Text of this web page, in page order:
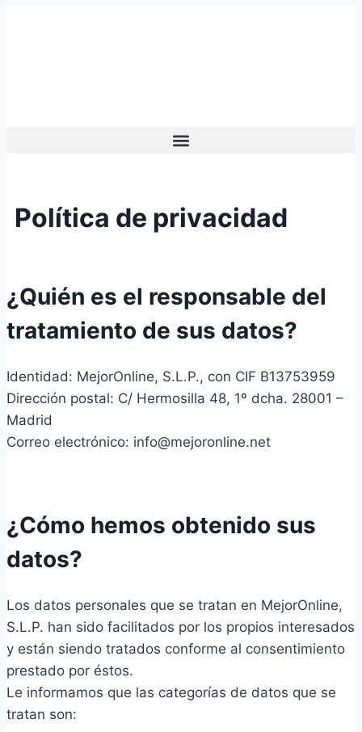
Política de privacidad
¿Quién es el responsable del
tratamiento de sus datos?
Identidad: MejorOnline, S.L.P., con CIF B13753959
Dirección postal: C/ Hermosilla 48, 1º dcha. 28001 –
Madrid
Correo electrónico: info@mejoronline.net
¿Cómo hemos obtenido sus
datos?
Los datos personales que se tratan en MejorOnline,
S.L.P. han sido facilitados por los propios interesados
y están siendo tratados conforme al consentimiento
prestado por éstos.
Le informamos que las categorías de datos que se
tratan son: